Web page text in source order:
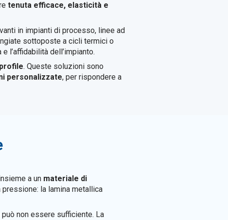
tenuta efficace, elasticità e
in impianti di processo, linee ad
sottoposte a cicli termici o
l’affidabilità dell’impianto.
. Queste soluzioni sono
personalizzate, per rispondere a
a un materiale di
la lamina metallica
non essere sufficiente. La